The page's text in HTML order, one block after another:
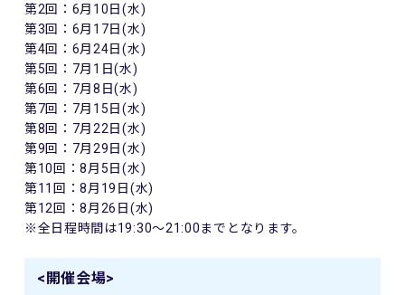
第2回：6月10日(水)
第3回：6月17日(水)
第4回：6月24日(水)
第5回：7月1日(水)
第6回：7月8日(水)
第7回：7月15日(水)
第8回：7月22日(水)
第9回：7月29日(水)
第10回：8月5日(水)
第11回：8月19日(水)
第12回：8月26日(水)
※全日程時間は19:30～21:00までとなります。
<開催会場>